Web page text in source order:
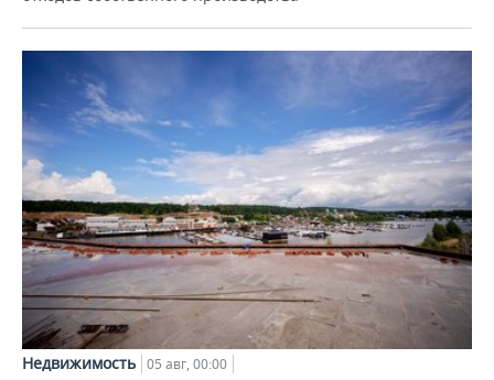
Недвижимость 05 авг, 00:00